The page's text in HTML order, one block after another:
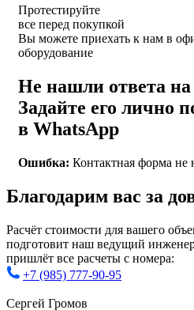
Протестируйте
все перед покупкой
Вы можете приехать к нам в
оборудование
Не нашли ответа на
Задайте его лично
в WhatsApp
Ошибка: Контактная форма не
Благодарим вас за
Расчёт стоимости для вашего
подготовит наш ведущий
пришлёт все расчеты с номера:
+7 (985) 777-90-95
Сергей Громов